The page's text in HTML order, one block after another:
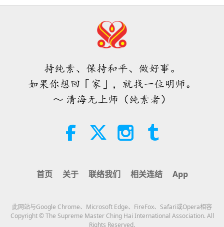
25:38
3:46
「快速充电」是一种美妙的方法，能
时，重新与内在上帝连结
焦点新闻 2026-08-05 1481
38:07
22:27
伊斯兰的水资源道德观：摘自《圣
持纯素、保持和平、做好事。
如果你想回「家」，就找一位明师。
～ 清海无上师（纯素者）
首页 关于 联络我们 相关连结 App
此网站与Google Chrome、Microsoft Edge、FireFox、Safari或Opera相容
Copyright © The Supreme Master Ching Hai International Association. All
Rights Reserved.